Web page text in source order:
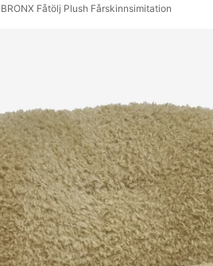
BRONX Fåtölj Plush Fårskinnsimitation